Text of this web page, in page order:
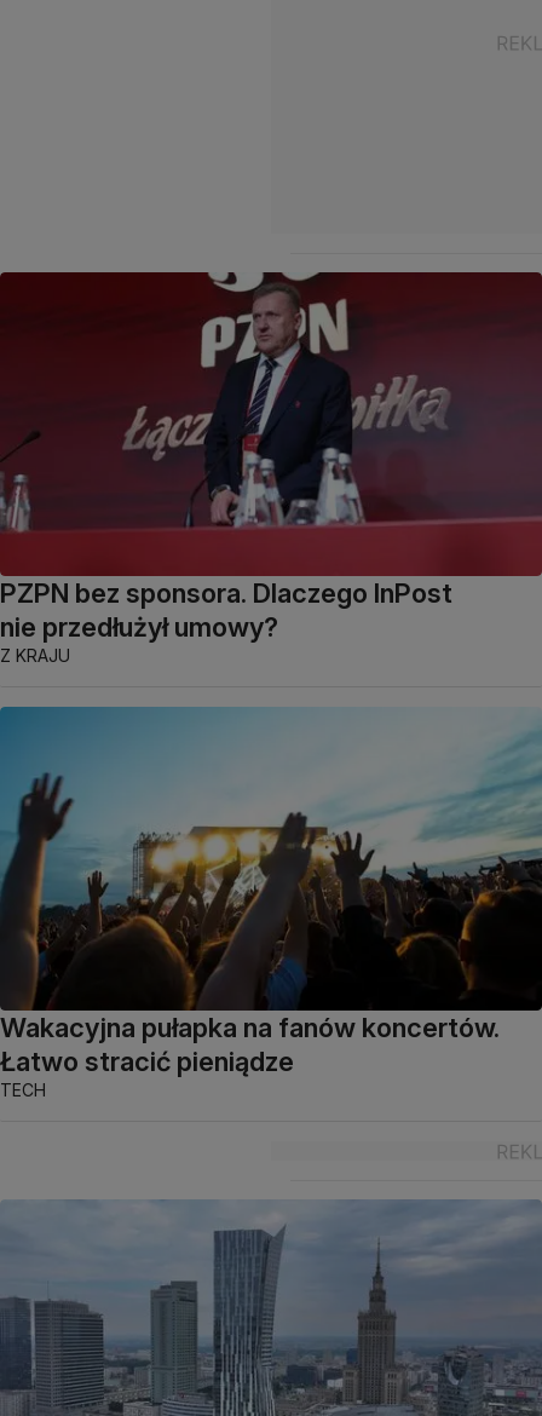
PZPN bez sponsora. Dlaczego InPost
nie przedłużył umowy?
Z KRAJU
Wakacyjna pułapka na fanów koncertów.
Łatwo stracić pieniądze
TECH